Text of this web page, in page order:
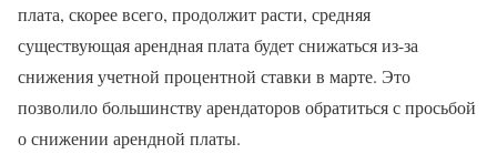
плата, скорее всего, продолжит расти, средняя
существующая арендная плата будет снижаться из-за
снижения учетной процентной ставки в марте. Это
позволило большинству арендаторов обратиться с просьбой
о снижении арендной платы.